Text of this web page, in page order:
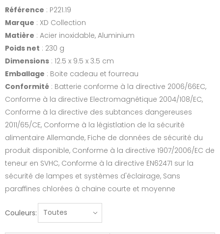
Référence : P221.19
Marque : XD Collection
Matière : Acier inoxidable, Aluminium
Poids net : 230 g
Dimensions : 12.5 x 9.5 x 3.5 cm
Emballage : Boite cadeau et fourreau
Conformité : Batterie conforme à la directive 2006/66EC,
Conforme à la directive Electromagnétique 2004/108/EC,
Conforme à la directive des subtances dangereuses
2011/65/CE, Conforme à la légistlation de la sécurité
alimentaire Allemande, Fiche de données de sécurité du
produit disponible, Conforme à la directive 1907/2006/EC de
teneur en SVHC, Conforme à la directive EN62471 sur la
sécurité de lampes et systèmes d'éclairage, Sans
paraffines chlorées à chaine courte et moyenne
Couleurs: